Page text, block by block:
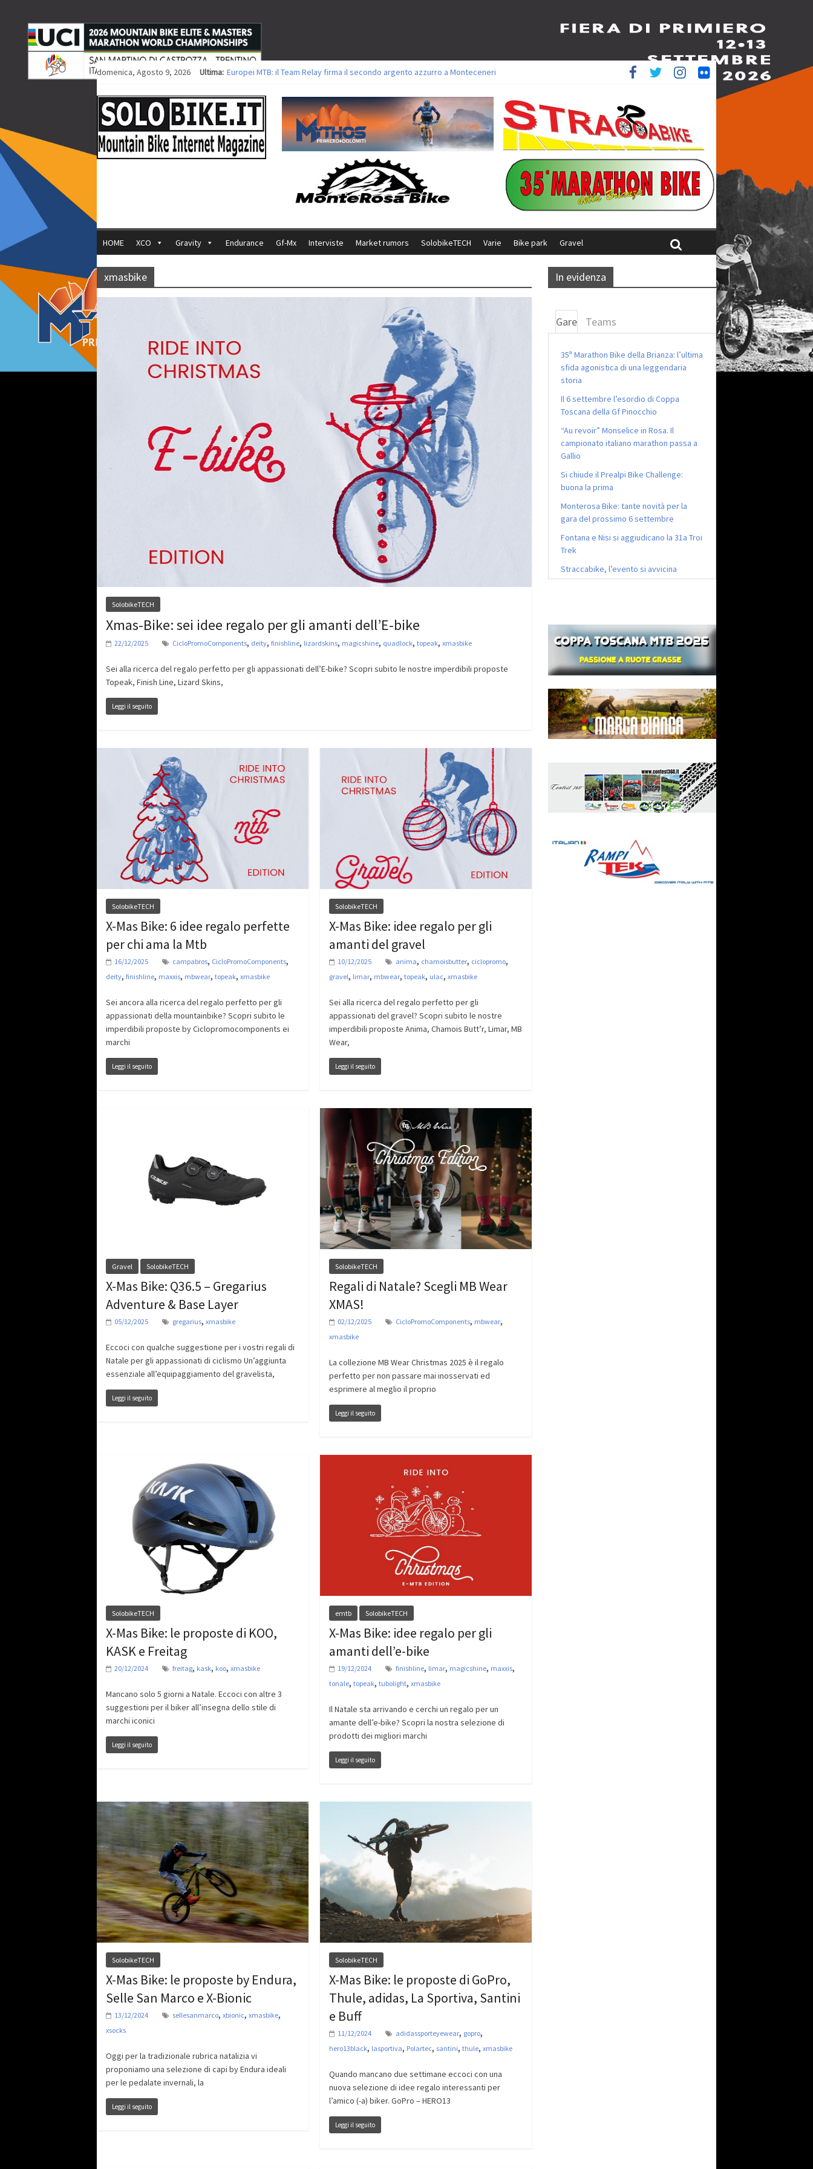
domenica, Agosto 9, 2026 Ultima:
35ª Marathon Bike della Brianza: l’ultima sfida agonistica di una leggendaria storia
Europei MTB: il Team Relay firma il secondo argento azzurro a Monteceneri
Europei XCO: titoli a Aldridge, Frei e Hutter. Argento per Zanotti tra gli Elite. Corvi fora ed è 4^
Europei XCO: vittorie per Ghibaudo, Grossmann e Gallis. Signorelli 5^ la migliore tra gli italiani
HOME XCO Gravity Endurance Gf-Mx Interviste Market rumors SolobikeTECH Varie Bike park Gravel
xmasbike
SolobikeTECH
Xmas-Bike: sei idee regalo per gli amanti dell’E-bike
22/12/2025 CicloPromoComponents, deity, finishline, lizardskins, magicshine, quadlock, topeak, xmasbike
Sei alla ricerca del regalo perfetto per gli appassionati dell’E-bike? Scopri subito le nostre imperdibili proposte
Topeak, Finish Line, Lizard Skins,
Leggi il seguito
SolobikeTECH
X-Mas Bike: 6 idee regalo perfette
per chi ama la Mtb
16/12/2025 campabros, CicloPromoComponents,
deity, finishline, maxxis, mbwear, topeak, xmasbike
Sei ancora alla ricerca del regalo perfetto per gli
appassionati della mountainbike? Scopri subito le
imperdibili proposte by Ciclopromocomponents ei
marchi
Leggi il seguito
SolobikeTECH
X-Mas Bike: idee regalo per gli
amanti del gravel
10/12/2025 anima, chamoisbutter, ciclopromo,
gravel, limar, mbwear, topeak, ulac, xmasbike
Sei alla ricerca del regalo perfetto per gli
appassionati del gravel? Scopri subito le nostre
imperdibili proposte Anima, Chamois Butt’r, Limar, MB
Wear,
Leggi il seguito
Gravel SolobikeTECH
X-Mas Bike: Q36.5 – Gregarius
Adventure & Base Layer
05/12/2025 gregarius, xmasbike
Eccoci con qualche suggestione per i vostri regali di
Natale per gli appassionati di ciclismo Un’aggiunta
essenziale all’equipaggiamento del gravelista,
Leggi il seguito
SolobikeTECH
Regali di Natale? Scegli MB Wear
XMAS!
02/12/2025 CicloPromoComponents, mbwear,
xmasbike
La collezione MB Wear Christmas 2025 è il regalo
perfetto per non passare mai inosservati ed
esprimere al meglio il proprio
Leggi il seguito
SolobikeTECH
X-Mas Bike: le proposte di KOO,
KASK e Freitag
20/12/2024 freitag, kask, koo, xmasbike
Mancano solo 5 giorni a Natale. Eccoci con altre 3
suggestioni per il biker all’insegna dello stile di
marchi iconici
Leggi il seguito
emtb SolobikeTECH
X-Mas Bike: idee regalo per gli
amanti dell’e-bike
19/12/2024 finishline, limar, magicshine, maxxis,
tonale, topeak, tubolight, xmasbike
Il Natale sta arrivando e cerchi un regalo per un
amante dell’e-bike? Scopri la nostra selezione di
prodotti dei migliori marchi
Leggi il seguito
SolobikeTECH
X-Mas Bike: le proposte by Endura,
Selle San Marco e X-Bionic
13/12/2024 sellesanmarco, xbionic, xmasbike,
xsocks
Oggi per la tradizionale rubrica natalizia vi
proponiamo una selezione di capi by Endura ideali
per le pedalate invernali, la
Leggi il seguito
SolobikeTECH
X-Mas Bike: le proposte di GoPro,
Thule, adidas, La Sportiva, Santini
e Buff
11/12/2024 adidassporteyewear, gopro,
hero13black, lasportiva, Polartec, santini, thule, xmasbike
Quando mancano due settimane eccoci con una
nuova selezione di idee regalo interessanti per
l’amico (-a) biker. GoPro – HERO13
Leggi il seguito
In evidenza
Gare Teams
35ª Marathon Bike della Brianza: l’ultima
sfida agonistica di una leggendaria
storia
Il 6 settembre l’esordio di Coppa
Toscana della Gf Pinocchio
“Au revoir” Monselice in Rosa. Il
campionato italiano marathon passa a
Gallio
Si chiude il Prealpi Bike Challenge:
buona la prima
Monterosa Bike: tante novità per la
gara del prossimo 6 settembre
Fontana e Nisi si aggiudicano la 31a Troi
Trek
Straccabike, l’evento si avvicina